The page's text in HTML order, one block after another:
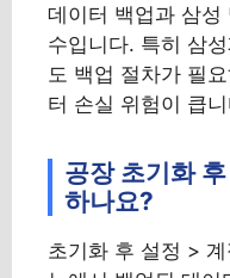
데이터 백업과 삼성
수입니다. 특히 삼
도 백업 절차가 필
터 손실 위험이 큽
공장 초기화
하나요?
초기화 후 설정 >